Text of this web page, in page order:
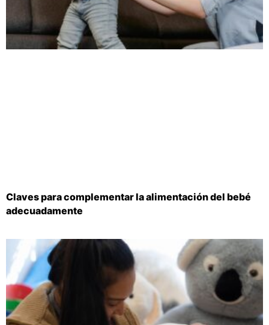
Claves para complementar la alimentación del bebé
adecuadamente